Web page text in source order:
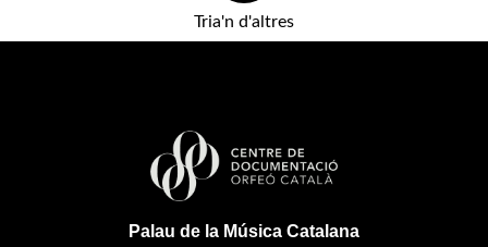
Tria'n d'altres
Palau de la Música Catalana